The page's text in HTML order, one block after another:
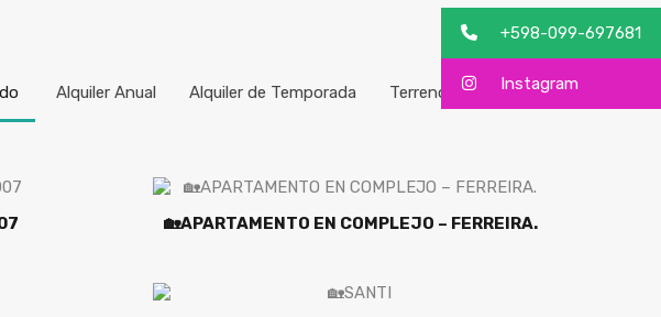
Alquiler Anual Alquiler de Temporada Terrenos Venta
🏡APARTAMENTO EN COMPLEJO – FERREIRA.
+598-099-697681
Instagram